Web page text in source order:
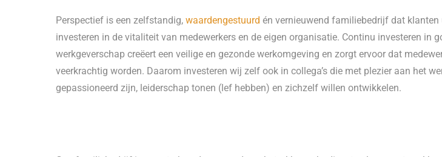
Perspectief is een zelfstandig, waardengestuurd én vernieuwend familiebedrijf dat
investeren in de vitaliteit van medewerkers en de eigen organisatie. Continu investeren in
werkgeverschap creëert een veilige en gezonde werkomgeving en zorgt ervoor dat
veerkrachtig worden. Daarom investeren wij zelf ook in collega’s die met plezier aan het
gepassioneerd zijn, leiderschap tonen (lef hebben) en zichzelf willen ontwikkelen.